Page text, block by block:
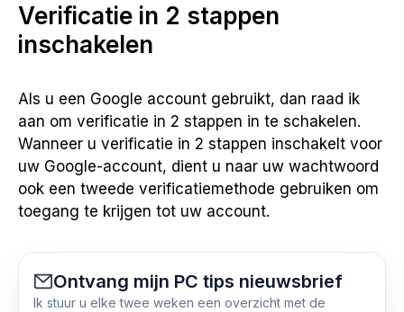
Verificatie in 2 stappen
inschakelen
Als u een Google account gebruikt, dan raad ik
aan om verificatie in 2 stappen in te schakelen.
Wanneer u verificatie in 2 stappen inschakelt voor
uw Google-account, dient u naar uw wachtwoord
ook een tweede verificatiemethode gebruiken om
toegang te krijgen tot uw account.
Ontvang mijn PC tips nieuwsbrief
Ik stuur u elke twee weken een overzicht met de